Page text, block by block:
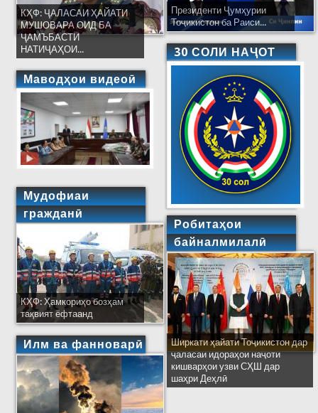
КҲФ: ҶАЛАСАИ ҲАЙАТИ
МУШОВАРА ОИД БА
ҶАМЪБАСТИ
НАТИҶАҲОИ...
Маводҳои видеоӣ
Мудофиаи
гражданӣ
КҲФ: Ҳамкориҳо бозҳам
тақвият ёфтаанд
Илм ва фанноварӣ
Президенти Ҷумҳурии
Тоҷикистон ба Раиси...
30 СОЛИ НАҶОТ
Робитаҳои
байналмилалӣ
Ширкати ҳайати Тоҷикистон дар
ҷаласаи идораҳои наҷоти
кишварҳои узви СҲШ дар
шаҳри Деҳлӣ